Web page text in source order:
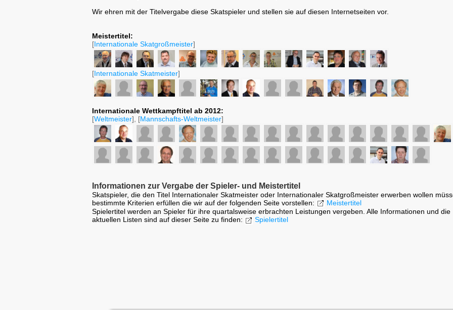
Wir ehren mit der Titelvergabe diese Skatspieler und stellen sie auf diesen Internetseiten vor.
Meistertitel:
[Internationale Skatgroßmeister]
[Internationale Skatmeister]
Internationale Wettkampftitel ab 2012:
[Weltmeister], [Mannschafts-Weltmeister]
Informationen zur Vergabe der Spieler- und Meistertitel
Skatspieler, die den Titel Internationaler Skatmeister oder Internationaler Skatgroßmeister erwerben wollen
bestimmte Kriterien erfüllen die wir auf der folgenden Seite vorstellen:
Meistertitel
Spielertitel werden an Spieler für ihre quartalsweise erbrachten Leistungen vergeben. Alle Informationen und die
aktuellen Listen sind auf dieser Seite zu finden:
Spielertitel